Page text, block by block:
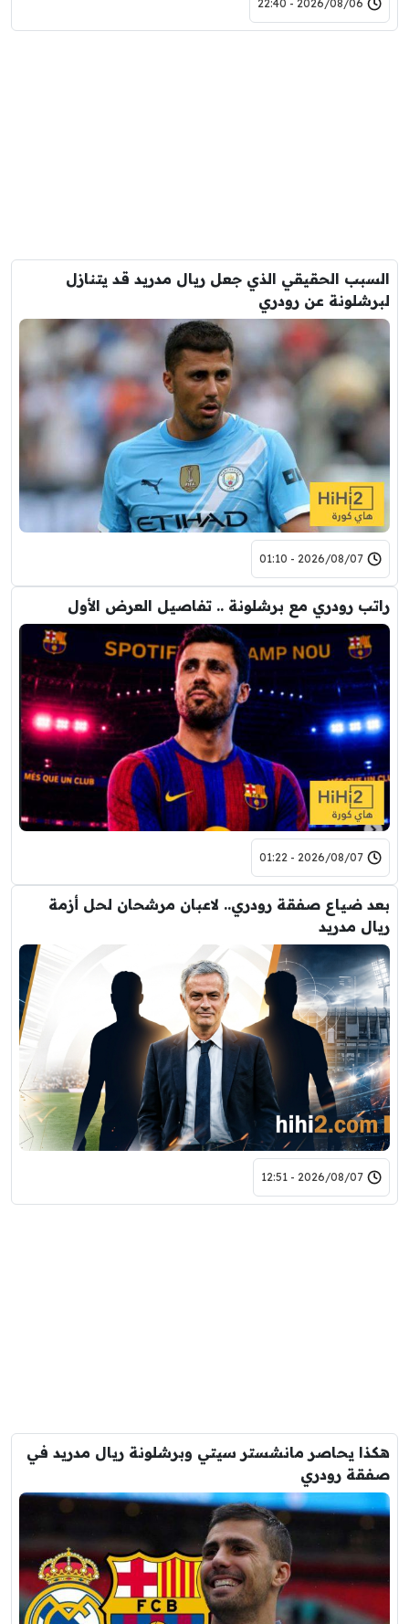
2026/08/06 - 22:40
السبب الحقيقي الذي جعل ريال مدريد قد يتنازل
لبرشلونة عن رودري
2026/08/07 - 01:10
راتب رودري مع برشلونة .. تفاصيل العرض الأول
2026/08/07 - 01:22
بعد ضياع صفقة رودري.. لاعبان مرشحان لحل أزمة
ريال مدريد
2026/08/07 - 12:51
هكذا يحاصر مانشستر سيتي وبرشلونة ريال مدريد في
صفقة رودري